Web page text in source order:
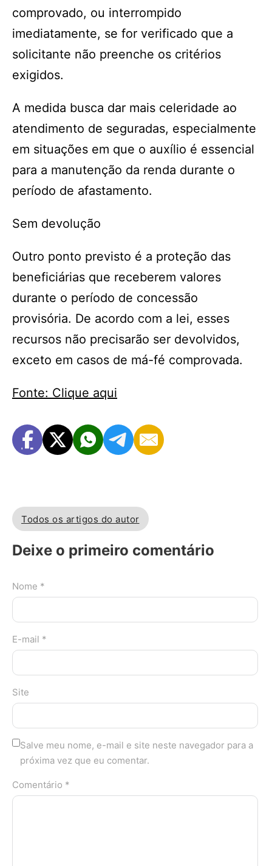
comprovado, ou interrompido
imediatamente, se for verificado que a
solicitante não preenche os critérios
exigidos.
A medida busca dar mais celeridade ao
atendimento de seguradas, especialmente
em situações em que o auxílio é essencial
para a manutenção da renda durante o
período de afastamento.
Sem devolução
Outro ponto previsto é a proteção das
beneficiárias que receberem valores
durante o período de concessão
provisória. De acordo com a lei, esses
recursos não precisarão ser devolvidos,
exceto em casos de má-fé comprovada.
Fonte: Clique aqui
Todos os artigos do autor
Deixe o primeiro comentário
Nome *
E-mail *
Site
Salve meu nome, e-mail e site neste navegador para a
próxima vez que eu comentar.
Comentário *